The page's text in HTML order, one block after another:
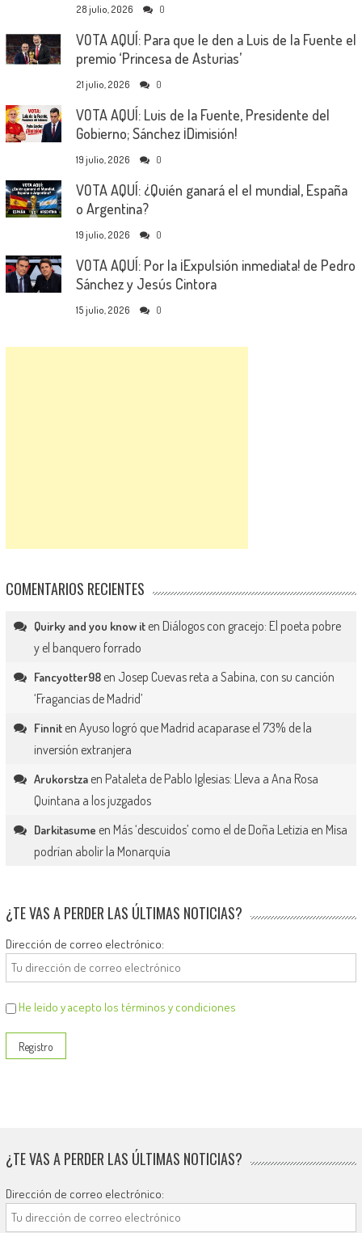
28 julio, 2026 0
VOTA AQUÍ: Para que le den a Luis de la Fuente el
premio ‘Princesa de Asturias’
21 julio, 2026 0
VOTA AQUÍ: Luis de la Fuente, Presidente del
Gobierno; Sánchez ¡Dimisión!
19 julio, 2026 0
VOTA AQUÍ: ¿Quién ganará el el mundial, España
o Argentina?
19 julio, 2026 0
VOTA AQUÍ: Por la ¡Expulsión inmediata! de Pedro
Sánchez y Jesús Cintora
15 julio, 2026 0
COMENTARIOS RECIENTES
Quirky and you know iten Diálogos con gracejo: El poeta pobre
y el banquero forrado
Fancyotter98en Josep Cuevas reta a Sabina, con su canción
‘Fragancias de Madrid’
Finniten Ayuso logró que Madrid acaparase el 73% de la
inversión extranjera
Arukorstzaen Pataleta de Pablo Iglesias: Lleva a Ana Rosa
Quintana a los juzgados
Darkitasume en Más ‘descuidos’ como el de Doña Letizia en Misa
podrían abolir la Monarquía
¿TE VAS A PERDER LAS ÚLTIMAS NOTICIAS?
Dirección de correo electrónico:
He leído y acepto los términos y condiciones
¿TE VAS A PERDER LAS ÚLTIMAS NOTICIAS?
Dirección de correo electrónico: